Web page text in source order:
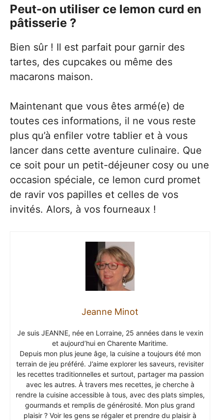
Peut-on utiliser ce lemon curd en
pâtisserie ?
Bien sûr ! Il est parfait pour garnir des
tartes, des cupcakes ou même des
macarons maison.
Maintenant que vous êtes armé(e) de
toutes ces informations, il ne vous reste
plus qu’à enfiler votre tablier et à vous
lancer dans cette aventure culinaire. Que
ce soit pour un petit-déjeuner cosy ou une
occasion spéciale, ce lemon curd promet
de ravir vos papilles et celles de vos
invités. Alors, à vos fourneaux !
Jeanne Minot
Je suis JEANNE, née en Lorraine, 25 années dans le vexin
et aujourd’hui en Charente Maritime.
Depuis mon plus jeune âge, la cuisine a toujours été mon
terrain de jeu préféré. J’aime explorer les saveurs, revisiter
les recettes traditionnelles et surtout, partager ma passion
avec les autres. À travers mes recettes, je cherche à
rendre la cuisine accessible à tous, avec des plats simples,
gourmands et remplis de générosité. Mon plus grand
plaisir ? Voir les gens se régaler et prendre du plaisir à